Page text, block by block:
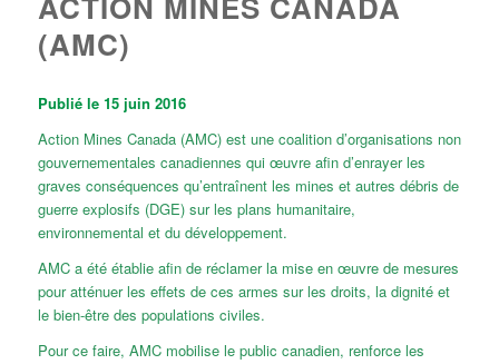
(AMC)
Publié le 15 juin 2016
Action Mines Canada (AMC) est une coalition d’organisations non
gouvernementales canadiennes qui œuvre afin d’enrayer les
graves conséquences qu’entraînent les mines et autres débris de
guerre explosifs (DGE) sur les plans humanitaire,
environnemental et du développement.
AMC a été établie afin de réclamer la mise en œuvre de mesures
pour atténuer les effets de ces armes sur les droits, la dignité et
le bien-être des populations civiles.
Pour ce faire, AMC mobilise le public canadien, renforce les